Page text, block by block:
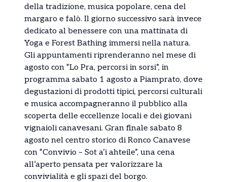
della tradizione, musica popolare, cena del
margaro e falò. Il giorno successivo sarà invece
dedicato al benessere con una mattinata di
Yoga e Forest Bathing immersi nella natura.
Gli appuntamenti riprenderanno nel mese di
agosto con “Lo Pra, percorsi in sorsi”, in
programma sabato 1 agosto a Piamprato, dove
degustazioni di prodotti tipici, percorsi culturali
e musica accompagneranno il pubblico alla
scoperta delle eccellenze locali e dei giovani
vignaioli canavesani. Gran finale sabato 8
agosto nel centro storico di Ronco Canavese
con “Convivio – Sot a’i ahteile”, una cena
all’aperto pensata per valorizzare la
convivialità e gli spazi del borgo.